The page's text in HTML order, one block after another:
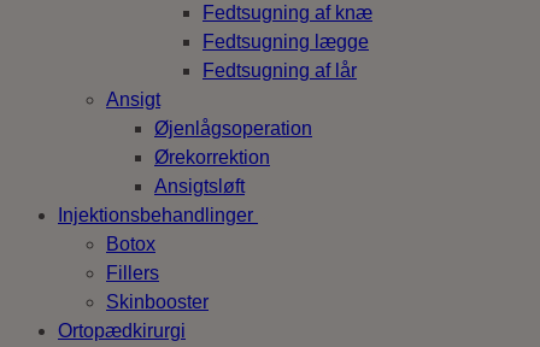
Fedtsugning af knæ
Fedtsugning lægge
Fedtsugning af lår
Ansigt
Øjenlågsoperation
Ørekorrektion
Ansigtsløft
Injektionsbehandlinger
Botox
Fillers
Skinbooster
Ortopædkirurgi